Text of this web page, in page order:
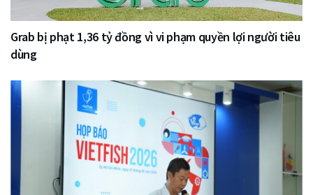
Grab bị phạt 1,36 tỷ đồng vì vi phạm quyền lợi người tiêu
dùng